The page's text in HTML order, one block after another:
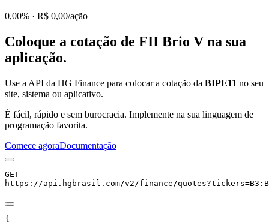
0,00% · R$ 0,00/ação
Coloque a cotação de FII Brio V na sua
aplicação.
Use a API da HG Finance para colocar a cotação da BIPE11 no seu
site, sistema ou aplicativo.
É fácil, rápido e sem burocracia. Implemente na sua linguagem de
programação favorita.
Comece agoraDocumentação
GET
https://api.hgbrasil.com/v2/finance/quotes?tickers=